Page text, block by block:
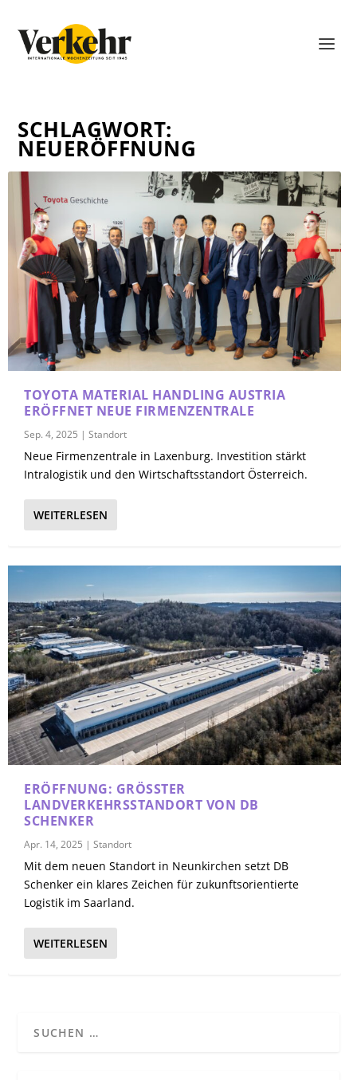
SCHLAGWORT:
NEUERÖFFNUNG
TOYOTA MATERIAL HANDLING AUSTRIA
ERÖFFNET NEUE FIRMENZENTRALE
Sep. 4, 2025 |Standort
Neue Firmenzentrale in Laxenburg. Investition stärkt
Intralogistik und den Wirtschaftsstandort Österreich.
WEITERLESEN
ERÖFFNUNG: GRÖSSTER L
ANDVERKEHRSSTANDORT VON DB S
CHENKER
Apr. 14, 2025 |Standort
Mit dem neuen Standort in Neunkirchen setzt DB
Schenker ein klares Zeichen für zukunftsorientierte
Logistik im Saarland.
WEITERLESEN